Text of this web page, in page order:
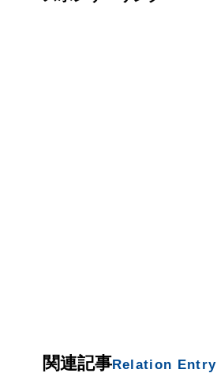
関連記事Relation Entry